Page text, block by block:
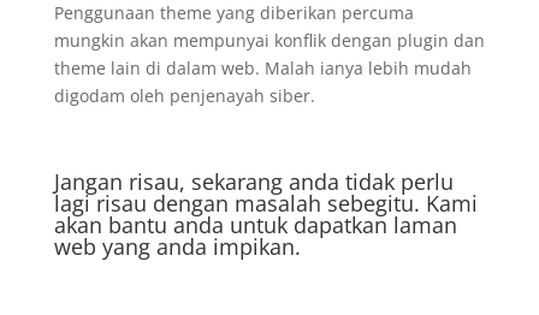
Penggunaan theme yang diberikan percuma
mungkin akan mempunyai konflik dengan plugin dan
theme lain di dalam web. Malah ianya lebih mudah
digodam oleh penjenayah siber.
Jangan risau, sekarang anda tidak perlu
lagi risau dengan masalah sebegitu. Kami
akan bantu anda untuk dapatkan laman
web yang anda impikan.